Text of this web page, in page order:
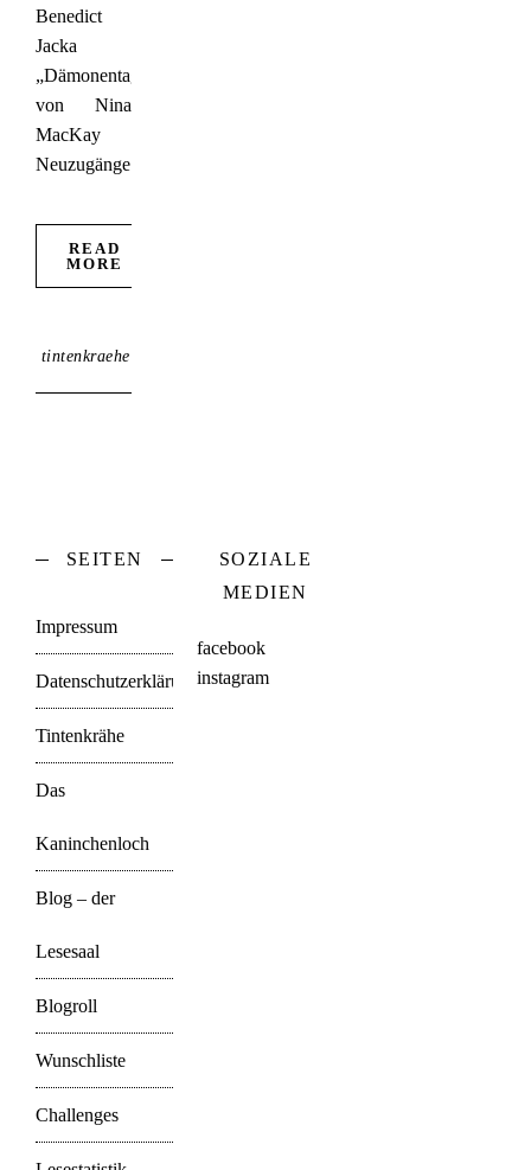
Benedict
Jacka
„Dämonentage“
von Nina
MacKay
Neuzugänge…
READ
MORE
tintenkraehe
SEITEN
Impressum
Datenschutzerklärung
Tintenkrähe
Das
Kaninchenloch
Blog – der
Lesesaal
Blogroll
Wunschliste
Challenges
SOZIALE
MEDIEN
facebook
instagram